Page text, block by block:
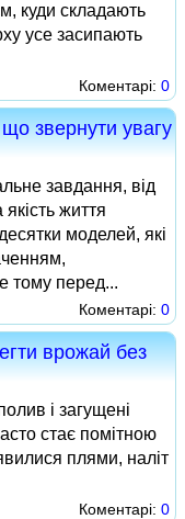
куди складають
усе засипають
Коментарі: 0
звернути увагу
завдання, від
життя
моделей, які
тому перед...
Коментарі: 0
врожай без
і загущені
стає помітною
плями, наліт
Коментарі: 0